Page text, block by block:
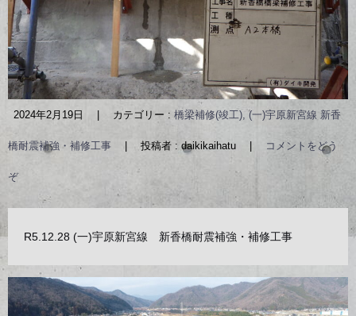
2024年2月19日 カテゴリー : 橋梁補修(竣工), (一)宇原新宮線 新香
橋耐震補強・補修工事 投稿者 : daikikaihatu コメントをどう
ぞ
R5.12.28 (一)宇原新宮線 新香橋耐震補強・補修工事